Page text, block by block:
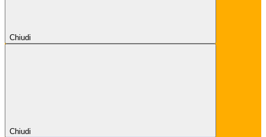
Chiudi
Chiudi